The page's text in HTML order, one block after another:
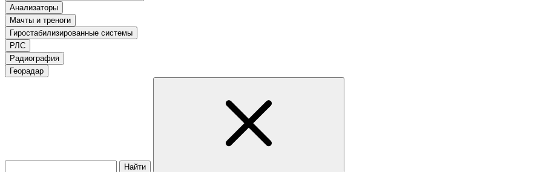
Анализаторы
Мачты и треноги
Гиростабилизированные системы
РЛС
Радиография
Георадар
Найти